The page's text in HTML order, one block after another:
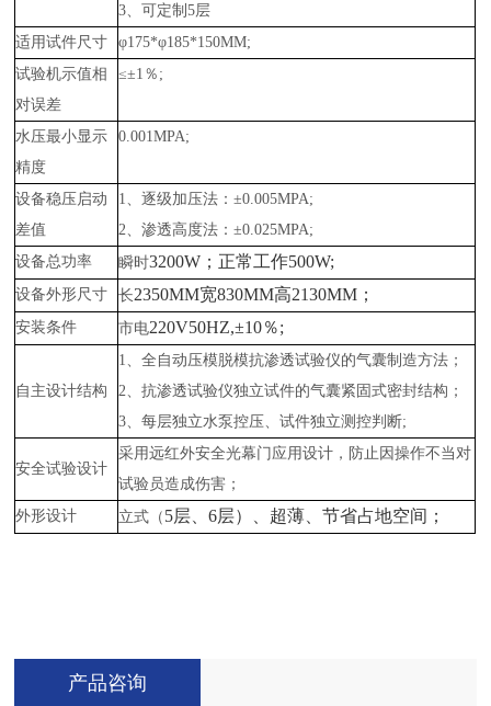
3、可定制5层
适用试件尺寸
φ175*φ185*150MM;
试验机示值相
对误差
≤±1％;
水压最小显示
精度
0.001MPA;
设备稳压启动
差值
1、逐级加压法：±0.005MPA;
2、渗透高度法：±0.025MPA;
设备总功率
瞬时3200W；正常工作500W;
设备外形尺寸 长2350MM宽830MM高2130MM；
安装条件 市电220V50HZ,±10％;
自主设计结构
1、全自动压模脱模抗渗透试验仪的气囊制造方法；
2、抗渗透试验仪独立试件的气囊紧固式密封结构；
3、每层独立水泵控压、试件独立测控判断;
安全试验设计
采用远红外安全光幕门应用设计，防止因操作不当对
试验员造成伤害；
外形设计
立式（ 5层、6层）、超薄、节省占地空间；
产品咨询